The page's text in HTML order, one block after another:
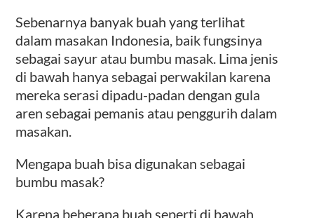
Sebenarnya banyak buah yang terlihat
dalam masakan Indonesia, baik fungsinya
sebagai sayur atau bumbu masak. Lima jenis
di bawah hanya sebagai perwakilan karena
mereka serasi dipadu-padan dengan gula
aren sebagai pemanis atau penggurih dalam
masakan.
Mengapa buah bisa digunakan sebagai
bumbu masak?
Karena beberapa buah seperti di bawah